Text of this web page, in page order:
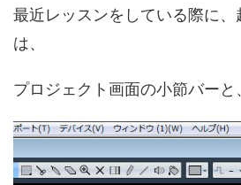
最近レッスンをしている際に
は、
プロジェクト画面の小節バーと